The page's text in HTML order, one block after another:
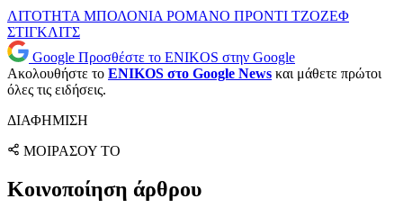
ΛΙΤΟΤΗΤΑ ΜΠΟΛΟΝΙΑ ΡΟΜΑΝΟ ΠΡΟΝΤΙ ΤΖΟΖΕΦ
ΣΤΙΓΚΛΙΤΣ
Google Προσθέστε το ENIKOS στην Google
Ακολουθήστε το ENIKOS στο Google News και μάθετε πρώτοι
όλες τις ειδήσεις.
ΔΙΑΦΗΜΙΣΗ
ΜΟΙΡΑΣΟΥ ΤΟ
Κοινοποίηση άρθρου